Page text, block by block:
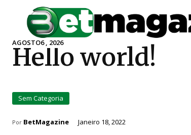
AGOSTO6 , 2026
Hello world!
Sem Categoria
Por BetMagazine Janeiro 18, 2022